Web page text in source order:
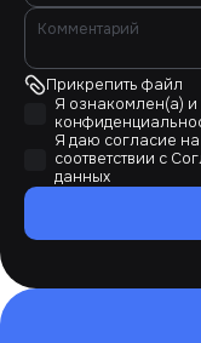
Прикрепить файл
Я ознакомлен(а)
Я даю согласие
соответствии с
данных